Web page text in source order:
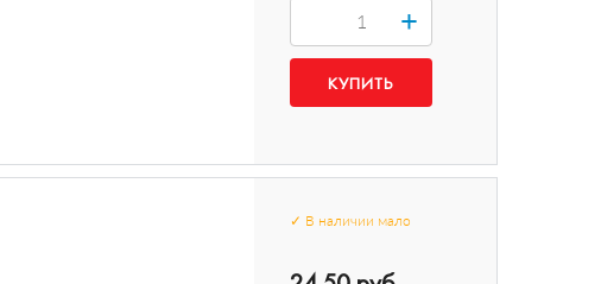
+
✓ В наличии мало